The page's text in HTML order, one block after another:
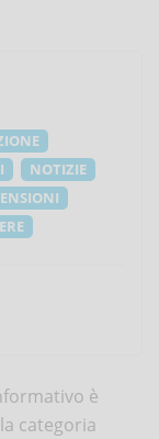
NOTIZIE
è
categoria